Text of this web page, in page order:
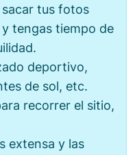
tus fotos
tengas tiempo de
deportivo,
de sol, etc.
recorrer el sitio,
extensa y las